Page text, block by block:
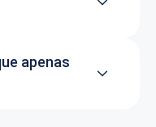
apenas